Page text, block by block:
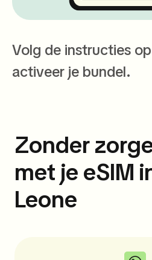
Volg de instructies
activeer je bundel.
Zonder
met je eSIM
Leone